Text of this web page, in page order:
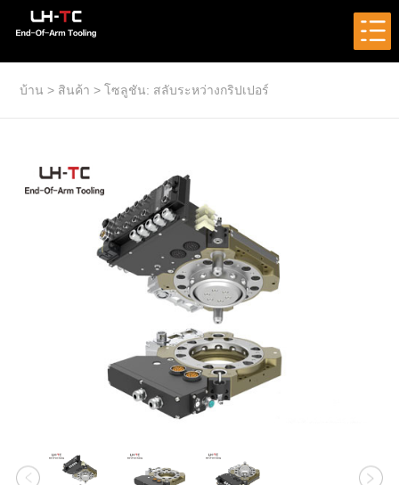
บ้าน > สินค้า > โซลูชัน: สลับระหว่างกริปเปอร์